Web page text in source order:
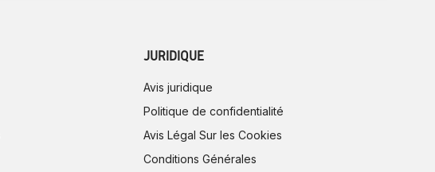
JURIDIQUE
Avis juridique
Politique de confidentialité
Avis Légal Sur les Cookies
Conditions Générales